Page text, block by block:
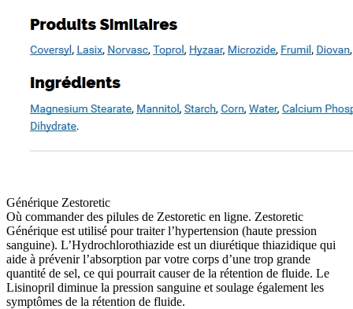
Générique Zestoretic
Où commander des pilules de Zestoretic en ligne. Zestoretic
Générique est utilisé pour traiter l’hypertension (haute pression
sanguine). L’Hydrochlorothiazide est un diurétique thiazidique qui
aide à prévenir l’absorption par votre corps d’une trop grande
quantité de sel, ce qui pourrait causer de la rétention de fluide. Le
Lisinopril diminue la pression sanguine et soulage également les
symptômes de la rétention de fluide.